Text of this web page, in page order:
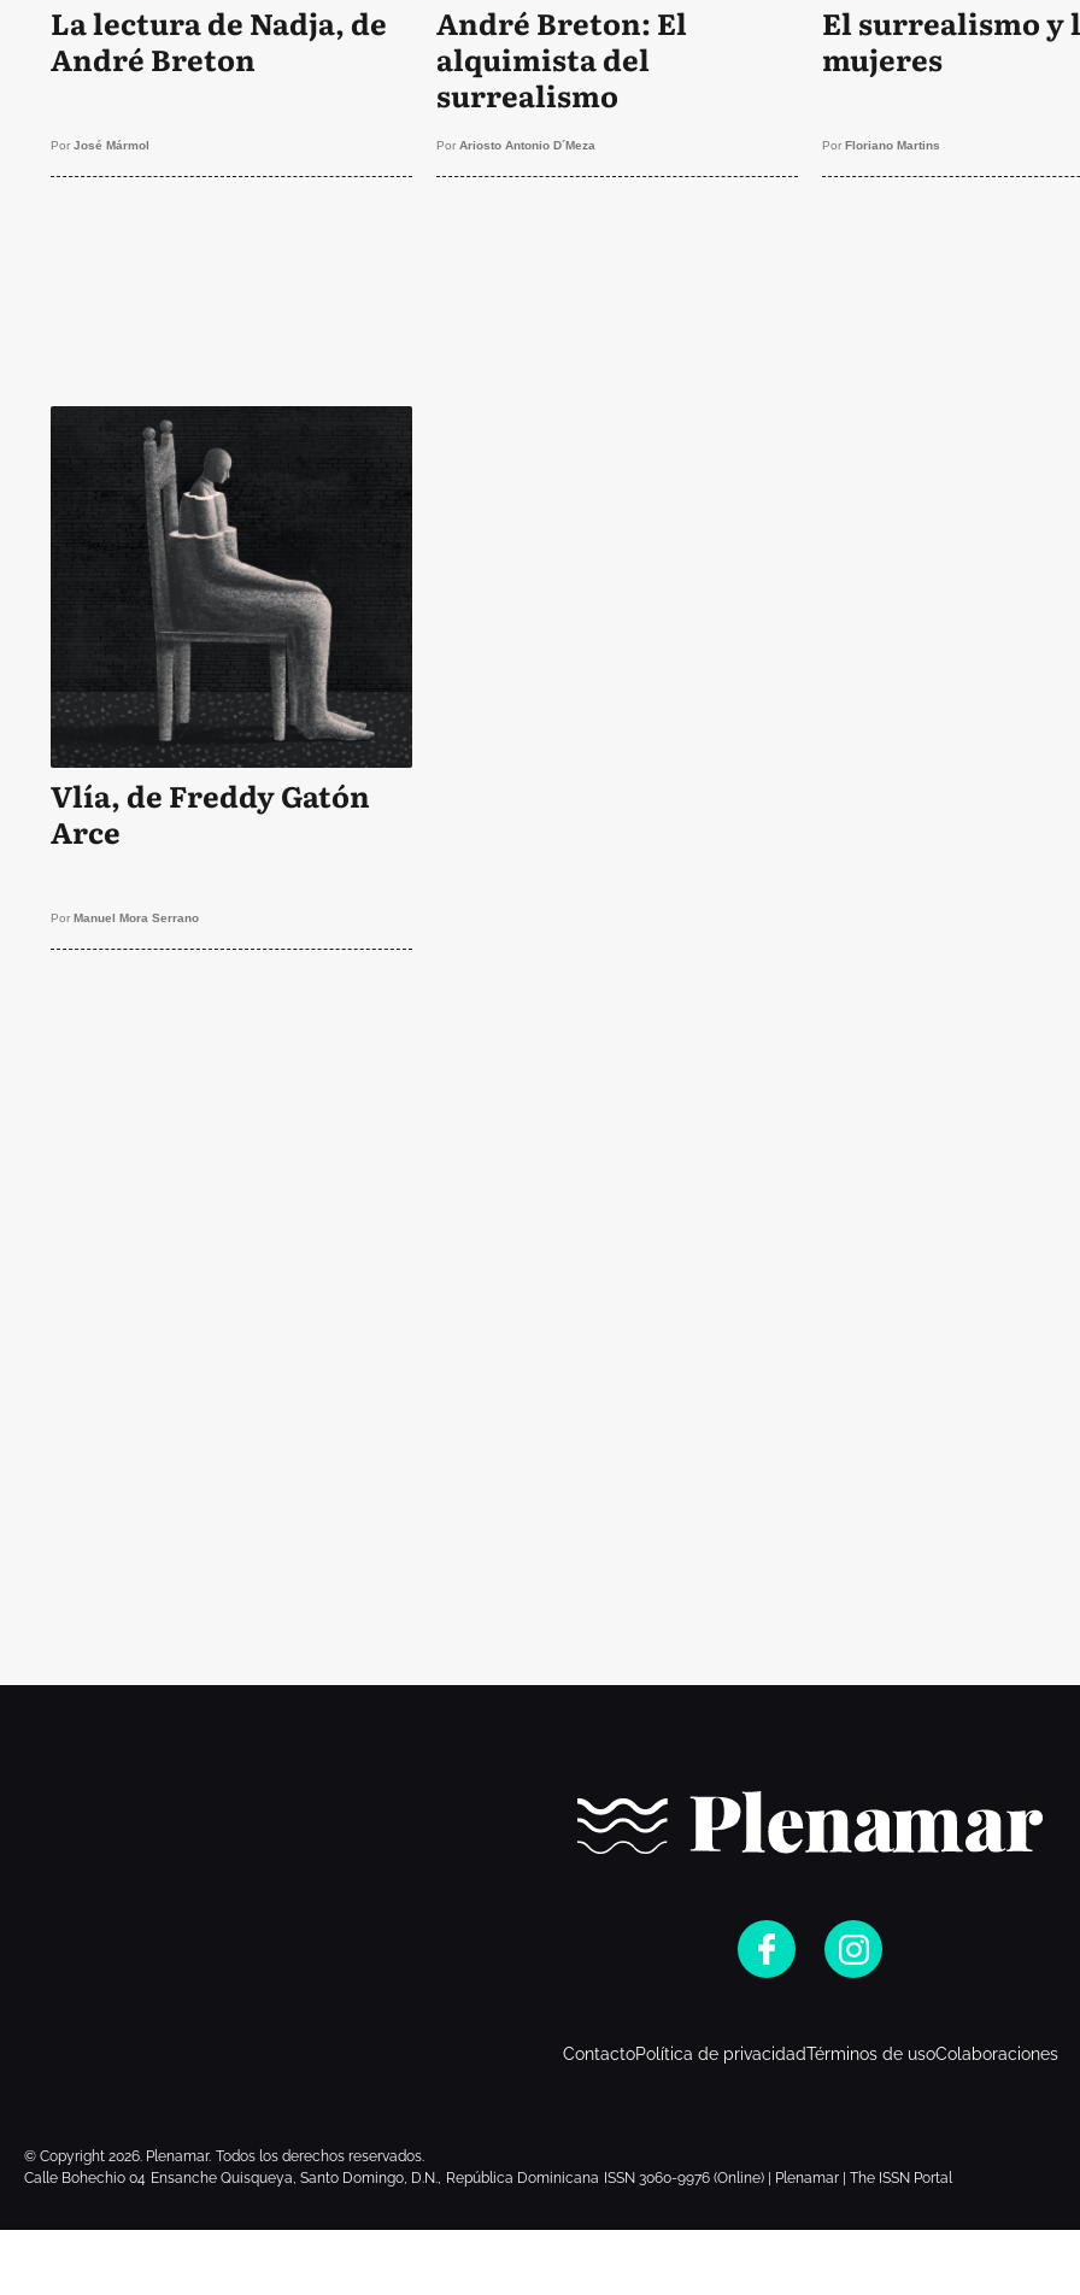
La lectura de Nadja, de
André Breton
Por José Mármol
André Breton: El
alquimista del
surrealismo
Por Ariosto Antonio D´Meza
El surrealismo y
mujeres
Por Floriano Martins
Vlía, de Freddy Gatón
Arce
Por Manuel Mora Serrano
ContactoPolítica de privacidadTérminos de usoColaboraciones
© Copyright 2026. Plenamar. Todos los derechos reservados.
Calle Bohechio 04 Ensanche Quisqueya, Santo Domingo, D.N., República Dominicana ISSN 3060-9976 (Online) | Plenamar | The ISSN Portal